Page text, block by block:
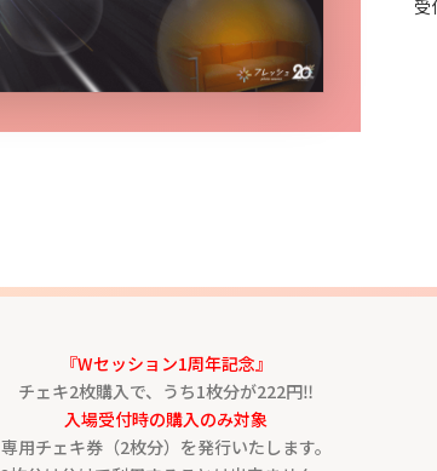
受
『Wセッション1周年記念』
チェキ2枚購入で、うち1枚分が222円‼︎
入場受付時の購入のみ対象
専用チェキ券（2枚分）を発行いたします。